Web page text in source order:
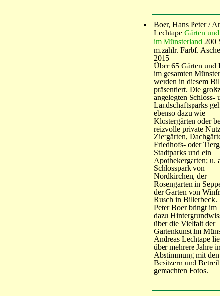
Boer, Hans Peter /
Lechtape Gärten
im Münsterland 200
m.zahlr. Farbf.
2015
Über 65 Gärten und
im gesamten
werden in diesem
präsentiert. Die
angelegten Schloss-
Landschaftsparks
ebenso dazu wie
Klostergärten oder
reizvolle private
Ziergärten,
Friedhofs- oder
Stadtparks und ein
Apothekergarten; u.
Schlosspark von
Nordkirchen, der
Rosengarten in
der Garten von
Rusch in Billerbeck.
Peter Boer bringt im
dazu
über die Vielfalt der
Gartenkunst im
Andreas Lechtape
über mehrere Jahre in
Abstimmung mit den
Besitzern und
gemachten Fotos.